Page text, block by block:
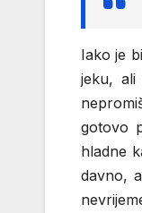
Iako je
jeku, ali
gotovo
hladne
davno,